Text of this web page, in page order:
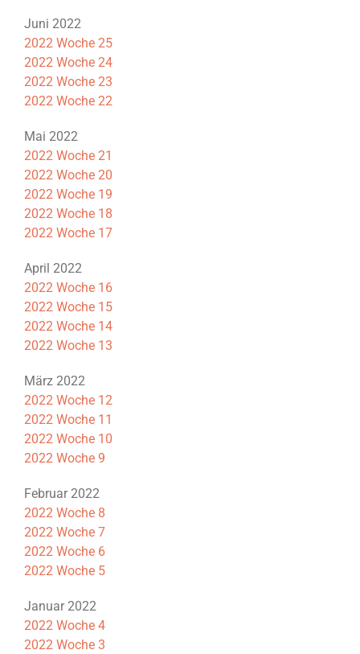
Juni 2022
2022 Woche 25
2022 Woche 24
2022 Woche 23
2022 Woche 22
Mai 2022
2022 Woche 21
2022 Woche 20
2022 Woche 19
2022 Woche 18
2022 Woche 17
April 2022
2022 Woche 16
2022 Woche 15
2022 Woche 14
2022 Woche 13
März 2022
2022 Woche 12
2022 Woche 11
2022 Woche 10
2022 Woche 9
Februar 2022
2022 Woche 8
2022 Woche 7
2022 Woche 6
2022 Woche 5
Januar 2022
2022 Woche 4
2022 Woche 3